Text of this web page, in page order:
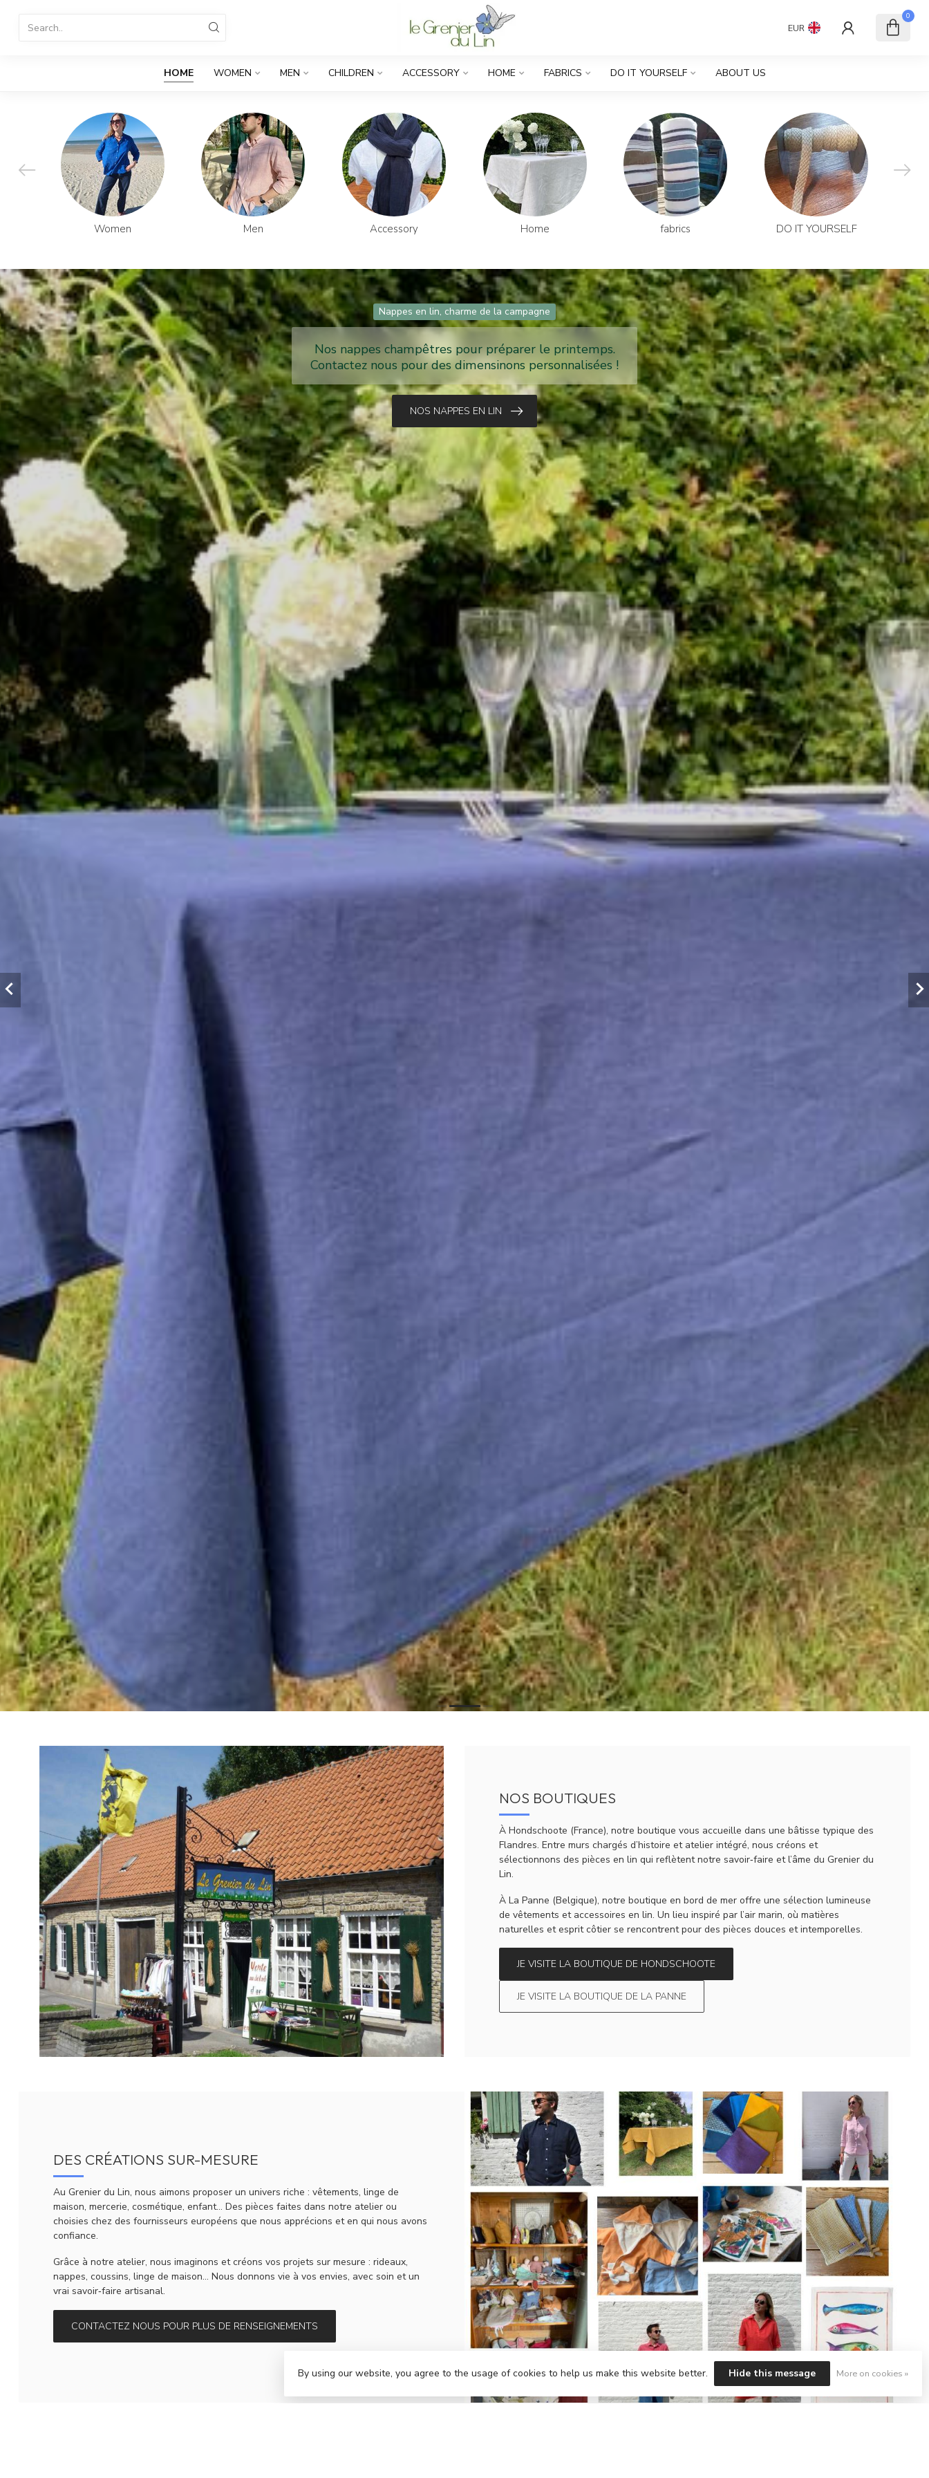
EUR
0
HOME WOMEN MEN CHILDREN ACCESSORY HOME FABRICS DO IT YOURSELF ABOUT US
Women Men Accessory Home fabrics DO IT YOURSELF
Nouveautés femme printemps-été 2026
Chemisiers, robes, pantalons on commence a recevoir
notre sélection pour les beaux jours !
NOS CHEMISIERS
NOS BOUTIQUES
À Hondschoote (France), notre boutique vous accueille dans une bâtisse typique des
Flandres. Entre murs chargés d’histoire et atelier intégré, nous créons et
sélectionnons des pièces en lin qui reflètent notre savoir‑faire et l’âme du Grenier du
Lin.
À La Panne (Belgique), notre boutique en bord de mer offre une sélection lumineuse
de vêtements et accessoires en lin. Un lieu inspiré par l’air marin, où matières
naturelles et esprit côtier se rencontrent pour des pièces douces et intemporelles.
JE VISITE LA BOUTIQUE DE HONDSCHOOTE
JE VISITE LA BOUTIQUE DE LA PANNE
DES CRÉATIONS SUR-MESURE
Au Grenier du Lin, nous aimons proposer un univers riche : vêtements, linge de
maison, mercerie, cosmétique, enfant… Des pièces faites dans notre atelier ou
choisies chez des fournisseurs européens que nous apprécions et en qui nous avons
confiance.
Grâce à notre atelier, nous imaginons et créons vos projets sur mesure : rideaux,
nappes, coussins, linge de maison… Nous donnons vie à vos envies, avec soin et un
vrai savoir‑faire artisanal.
CONTACTEZ NOUS POUR PLUS DE RENSEIGNEMENTS
By using our website, you agree to the usage of cookies to help us make this website better. Hide this message More on cookies »